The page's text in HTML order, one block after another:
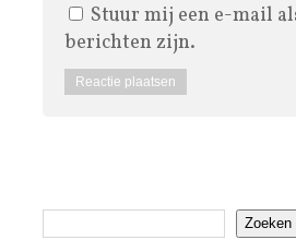
Stuur mij een e-mail
berichten zijn.
Zoeken